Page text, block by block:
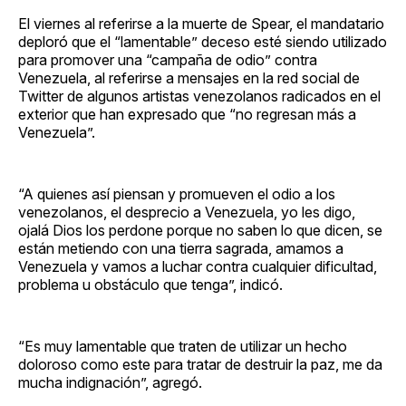
El viernes al referirse a la muerte de Spear, el mandatario
deploró que el “lamentable” deceso esté siendo utilizado
para promover una “campaña de odio” contra
Venezuela, al referirse a mensajes en la red social de
Twitter de algunos artistas venezolanos radicados en el
exterior que han expresado que “no regresan más a
Venezuela”.
“A quienes así piensan y promueven el odio a los
venezolanos, el desprecio a Venezuela, yo les digo,
ojalá Dios los perdone porque no saben lo que dicen, se
están metiendo con una tierra sagrada, amamos a
Venezuela y vamos a luchar contra cualquier dificultad,
problema u obstáculo que tenga”, indicó.
“Es muy lamentable que traten de utilizar un hecho
doloroso como este para tratar de destruir la paz, me da
mucha indignación”, agregó.